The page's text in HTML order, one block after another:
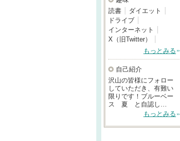
読書
ダイエット
ドライブ
インターネット
X（旧Twitter）
もっとみる
自己紹介
沢山の皆様にフォロー
していただき、有難い
限りです！ブルーベー
ス 夏 と自認し…
もっとみる